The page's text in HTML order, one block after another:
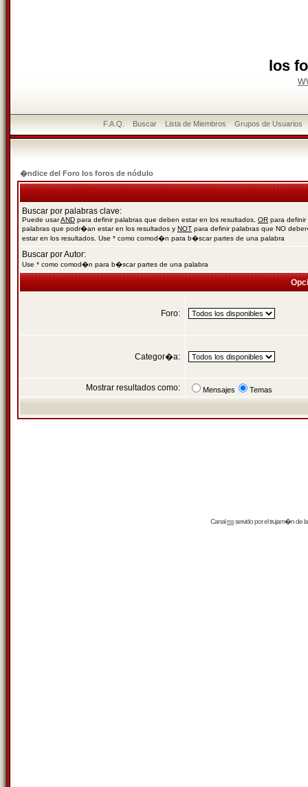
los
F.A.Q. Buscar Lista de Miembros Grupos de Usuarios
�ndice del Foro los foros de nódulo
Buscar por palabras clave:
Puede usarAND para definir palabras que deben estar en los resultados, OR para definir
palabras que podr�an estar en los resultados y NOT para definir palabras que NO
estar en los resultados. Use * como comod�n para b�scar partes de una palabra
Buscar por Autor:
Use * como comod�n para b�scar partes de una palabra
Foro:
Categor�a:
Mostrar resultados como: Mensajes Temas
Canalrssservido por eltrujam�nde